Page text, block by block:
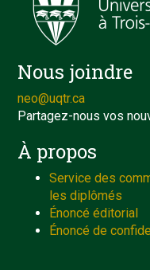
Nous joindre
neo@uqtr.ca
Partagez-nous vos
À propos
Service des
les diplômés
Énoncé éditorial
Énoncé de